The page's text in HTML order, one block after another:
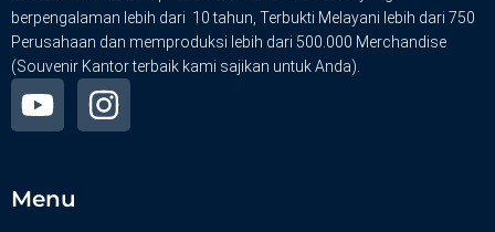
berpengalaman lebih dari 10 tahun, Terbukti Melayani lebih dari 750
Perusahaan dan memproduksi lebih dari 500.000 Merchandise
(Souvenir Kantor terbaik kami sajikan untuk Anda).
Menu